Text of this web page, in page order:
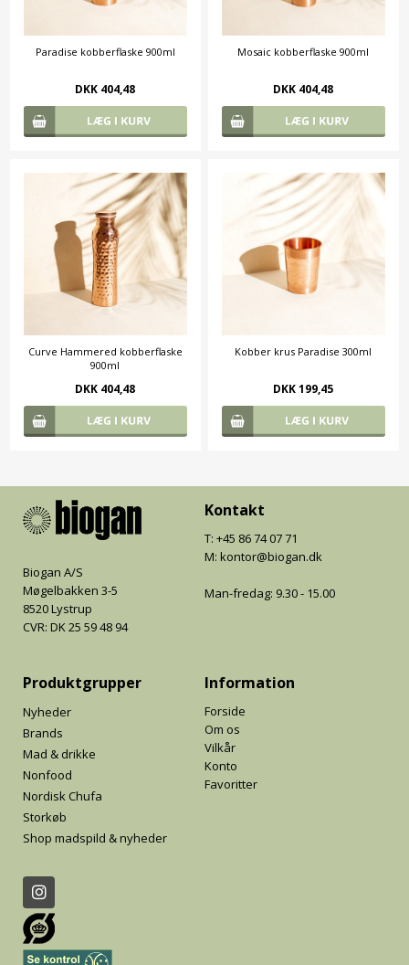
Paradise kobberflaske 900ml
DKK 404,48
Mosaic kobberflaske 900ml
DKK 404,48
Curve Hammered kobberflaske
900ml
DKK 404,48
Kobber krus Paradise 300ml
DKK 199,45
Biogan A/S
Møgelbakken 3-5
8520 Lystrup
CVR: DK 25 59 48 94
Kontakt
T: +45 86 74 07 71
M: kontor@biogan.dk
Man-fredag: 9.30 - 15.00
Produktgrupper
Nyheder
Brands
Mad & drikke
Nonfood
Nordisk Chufa
Storkøb
Shop madspild & nyheder
Information
Forside
Om os
Vilkår
Konto
Favoritter